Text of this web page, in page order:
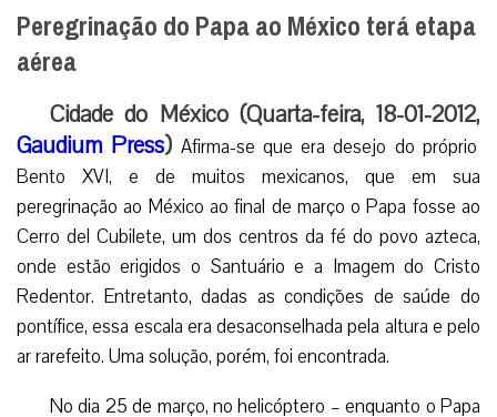
Peregrinação do Papa ao México terá etapa
aérea
Cidade do México (Quarta-feira, 18-01-2012,
Gaudium Press) Afirma-se que era desejo do próprio
Bento XVI, e de muitos mexicanos, que em sua
peregrinação ao México ao final de março o Papa fosse ao
Cerro del Cubilete, um dos centros da fé do povo azteca,
onde estão erigidos o Santuário e a Imagem do Cristo
Redentor. Entretanto, dadas as condições de saúde do
pontífice, essa escala era desaconselhada pela altura e pelo
ar rarefeito. Uma solução, porém, foi encontrada.
No dia 25 de março, no helicóptero – enquanto o Papa